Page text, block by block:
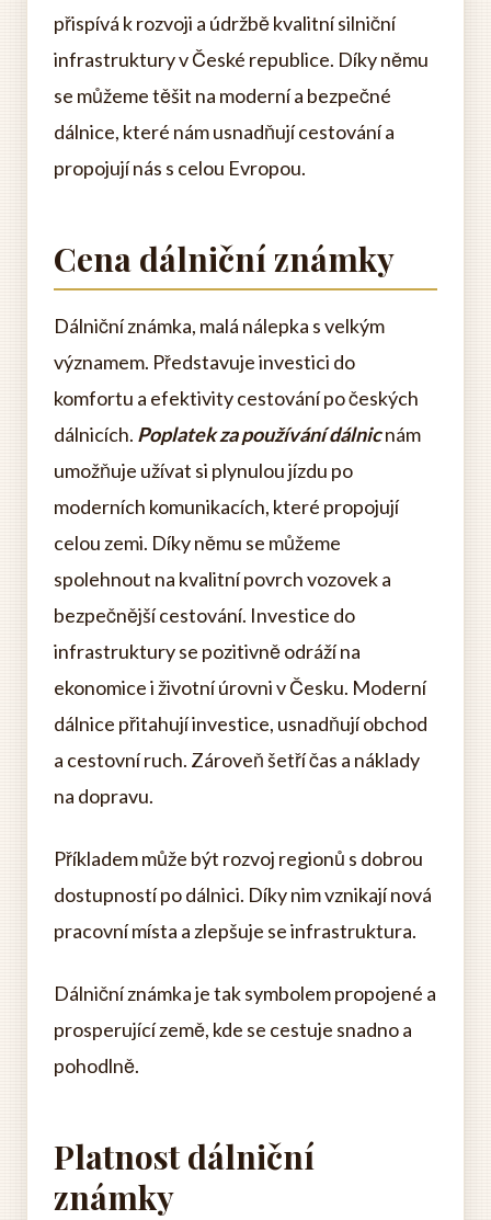
přispívá k rozvoji a údržbě kvalitní silniční
infrastruktury v České republice. Díky němu
se můžeme těšit na moderní a bezpečné
dálnice, které nám usnadňují cestování a
propojují nás s celou Evropou.
Cena dálniční známky
Dálniční známka, malá nálepka s velkým
významem. Představuje investici do
komfortu a efektivity cestování po českých
dálnicích. Poplatek za používání dálnicnám
umožňuje užívat si plynulou jízdu po
moderních komunikacích, které propojují
celou zemi. Díky němu se můžeme
spolehnout na kvalitní povrch vozovek a
bezpečnější cestování. Investice do
infrastruktury se pozitivně odráží na
ekonomice i životní úrovni v Česku. Moderní
dálnice přitahují investice, usnadňují obchod
a cestovní ruch. Zároveň šetří čas a náklady
na dopravu.
Příkladem může být rozvoj regionů s dobrou
dostupností po dálnici. Díky nim vznikají nová
pracovní místa a zlepšuje se infrastruktura.
Dálniční známka je tak symbolem propojené a
prosperující země, kde se cestuje snadno a
pohodlně.
Platnost dálniční
známky